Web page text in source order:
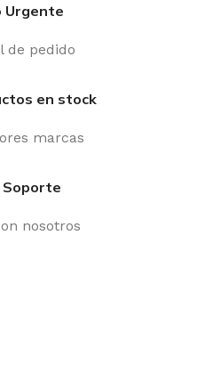
Urgente
de pedido
en stock
marcas
Soporte
nosotros